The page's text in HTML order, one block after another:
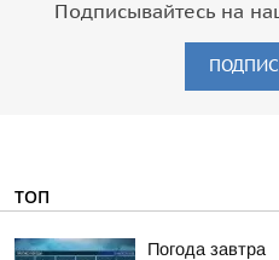
Подписывайтесь на
ТОП
Погода завтра